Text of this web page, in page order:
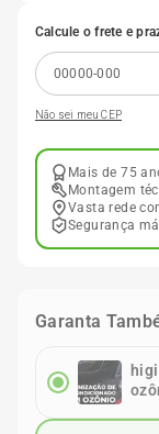
Calcule o frete e
Não sei meu CEP
Mais de 75
Montagem
Vasta rede
Segurança
Garanta
10º 175